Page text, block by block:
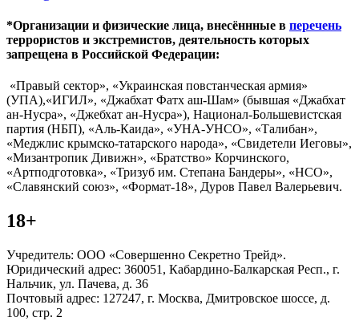
*Организации и физические лица, внесённные в перечень
террористов и экстремистов, деятельность которых
запрещена в Российской Федерации:
«Правый сектор», «Украинская повстанческая армия»
(УПА),«ИГИЛ», «Джабхат Фатх аш-Шам» (бывшая «Джабхат
ан-Нусра», «Джебхат ан-Нусра»), Национал-Большевистская
партия (НБП), «Аль-Каида», «УНА-УНСО», «Талибан»,
«Меджлис крымско-татарского народа», «Свидетели Иеговы»,
«Мизантропик Дивижн», «Братство» Корчинского,
«Артподготовка», «Тризуб им. Степана Бандеры», «НСО»,
«Славянский союз», «Формат-18», Дуров Павел Валерьевич.
18+
Учредитель: ООО «Совершенно Секретно Трейд».
Юридический адрес: 360051, Кабардино-Балкарская Респ., г.
Нальчик, ул. Пачева, д. 36
Почтовый адрес: 127247, г. Москва, Дмитровское шоссе, д.
100, стр. 2